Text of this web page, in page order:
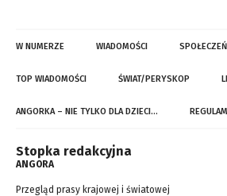
W NUMERZE WIADOMOŚCI
TOP WIADOMOŚCI ŚWIAT/PERYSKOP
ANGORKA – NIE TYLKO DLA DZIECI…
Stopka redakcyjna
ANGORA
Przegląd prasy krajowej i światowej